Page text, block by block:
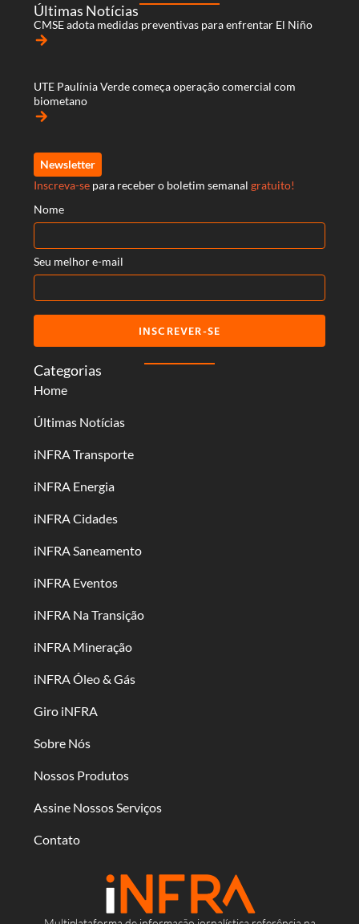
Categorias
Home
Últimas Notícias
iNFRA Transporte
iNFRA Energia
iNFRA Cidades
iNFRA Saneamento
iNFRA Eventos
iNFRA Na Transição
iNFRA Mineração
iNFRA Óleo & Gás
Giro iNFRA
Sobre Nós
Nossos Produtos
Assine Nossos Serviços
Contato
Últimas Notícias
CMSE adota medidas preventivas para enfrentar El Niño
arrow_forward
UTE Paulínia Verde começa operação comercial com
biometano
arrow_forward
Newsletter
Inscreva-se para receber o boletim semanal gratuito!
Nome
Seu melhor e-mail
INSCREVER-SE